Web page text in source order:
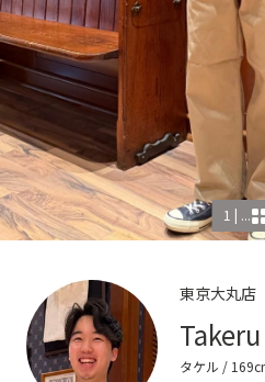
1 | ...
東京大丸店
Takeru
タケル /